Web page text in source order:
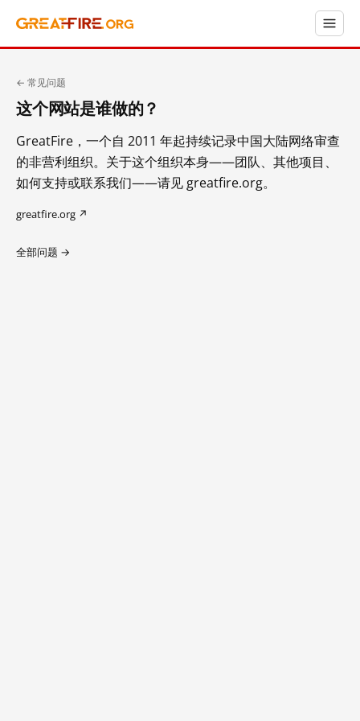
← 常见问题
这个网站是谁做的？
GreatFire，一个自 2011 年起持续记录中国大陆网络审查
的非营利组织。关于这个组织本身——团队、其他项目、
如何支持或联系我们——请见 greatfire.org。
greatfire.org ↗
全部问题 →